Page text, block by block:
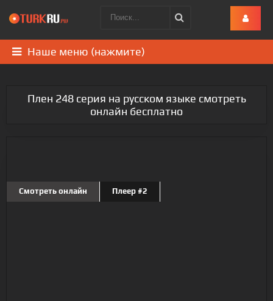
Наше меню (нажмите)
Плен 248 серия на русском языке смотреть
онлайн бесплатно
Смотреть онлайн Плеер #2